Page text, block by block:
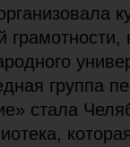
группа
стала